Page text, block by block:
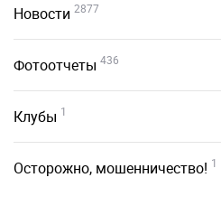
Новости 2877
Фотоотчеты 436
Клубы 1
Осторожно, мошенничество! 1